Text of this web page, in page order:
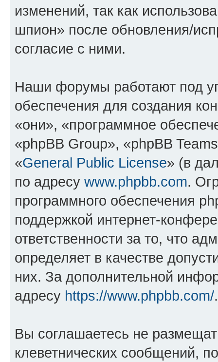
изменений, так как
шпион» после обновления/
согласие с ними.
Наши форумы работают под
обеспечения для создания
«они», «программное
«phpBB Group», «phpBB
«General Public License» (в
по адресу www.phpbb.com.
программного обеспечения
поддержкой интернет-
ответственности за то, что
определяет в качестве
них. За дополнительной
адресу https://www.phpbb.com/.
Вы соглашаетесь не
клеветнических сообщений,